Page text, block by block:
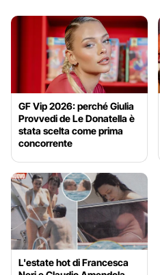
GF Vip 2026: perché Giulia
Provvedi de Le Donatella è
stata scelta come prima
concorrente
L'estate hot di Francesca